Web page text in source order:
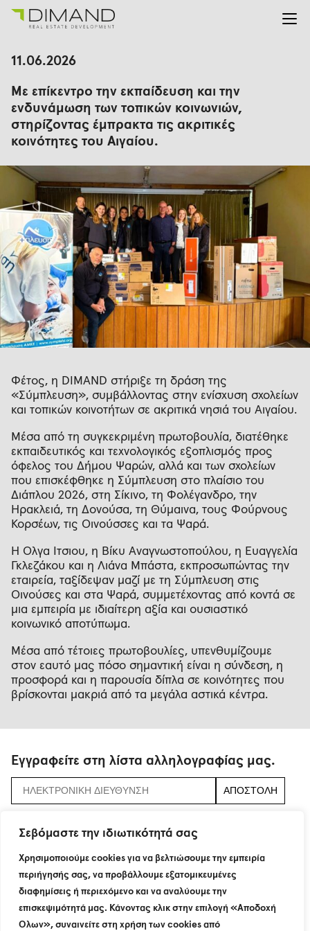
Σεβόμαστε την ιδιωτικότητά σας
Χρησιμοποιούμε cookies για να βελτιώσουμε την εμπειρία
περιήγησής σας, να προβάλλουμε εξατομικευμένες
διαφημίσεις ή περιεχόμενο και να αναλύουμε την
επισκεψιμότητά μας. Κάνοντας κλικ στην επιλογή «Αποδοχή
Όλων», συναινείτε στη χρήση των cookies από
Για εμάς
Επενδυτικές Σχέσεις
Νέα
En Gr
11.06.2026
Με επίκεντρο την εκπαίδευση και την
ενδυνάμωση των τοπικών κοινωνιών,
στηρίζοντας έμπρακτα τις ακριτικές
κοινότητες του Αιγαίου.
Φέτος, η DIMAND στήριξε τη δράση της
«Σύμπλευση», συμβάλλοντας στην ενίσχυση σχολείων
και τοπικών κοινοτήτων σε ακριτικά νησιά του Αιγαίου.
Μέσα από τη συγκεκριμένη πρωτοβουλία, διατέθηκε
εκπαιδευτικός και τεχνολογικός εξοπλισμός προς
όφελος του Δήμου Ψαρών, αλλά και των σχολείων
που επισκέφθηκε η Σύμπλευση στο πλαίσιο του
Διάπλου 2026, στη Σίκινο, τη Φολέγανδρο, την
Ηρακλειά, τη Δονούσα, τη Θύμαινα, τους Φούρνους
Κορσέων, τις Οινούσσες και τα Ψαρά.
Η Όλγα Ίτσιου, η Βίκυ Αναγνωστοπούλου, η Ευαγγελία
Γκλεζάκου και η Λιάνα Μπάστα, εκπροσωπώντας την
εταιρεία, ταξίδεψαν μαζί με τη Σύμπλευση στις
Οινούσες και στα Ψαρά, συμμετέχοντας από κοντά σε
μια εμπειρία με ιδιαίτερη αξία και ουσιαστικό
κοινωνικό αποτύπωμα.
Μέσα από τέτοιες πρωτοβουλίες, υπενθυμίζουμε
στον εαυτό μας πόσο σημαντική είναι η σύνδεση, η
προσφορά και η παρουσία δίπλα σε κοινότητες που
βρίσκονται μακριά από τα μεγάλα αστικά κέντρα.
Εγγραφείτε στη λίστα αλληλογραφίας μας.
115 Neratziotissis Str.
GR 151 24 Maroussi
T : +30 210 8774200
F : +30 210 6801160